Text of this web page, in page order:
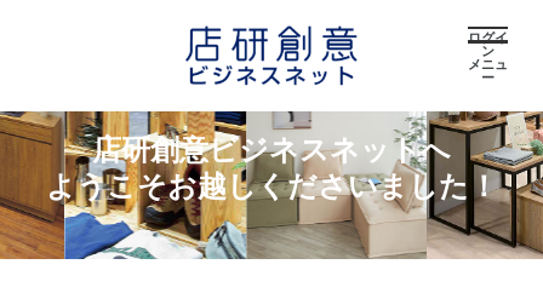
ログイ
ン
メニュ
ー
店研創意ビジネスネットへ
ようこそお越しくださいました！